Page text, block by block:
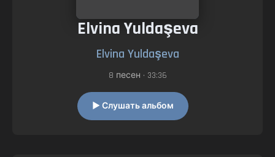
Elvina Yuldaşeva
Elvina Yuldaşeva
8 песен • 33:36
▶ Слушать альбом